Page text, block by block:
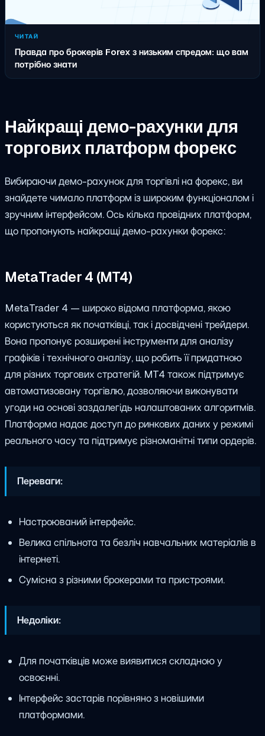
ЧИТАЙ
Правда про брокерів Forex з низьким спредом: що вам
потрібно знати
Найкращі демо-рахунки для
торгових платформ форекс
Вибираючи демо-рахунок для торгівлі на форекс, ви
знайдете чимало платформ із широким функціоналом і
зручним інтерфейсом. Ось кілька провідних платформ,
що пропонують найкращі демо-рахунки форекс:
MetaTrader 4 (MT4)
MetaTrader 4 — широко відома платформа, якою
користуються як початківці, так і досвідчені трейдери.
Вона пропонує розширені інструменти для аналізу
графіків і технічного аналізу, що робить її придатною
для різних торгових стратегій. MT4 також підтримує
автоматизовану торгівлю, дозволяючи виконувати
угоди на основі заздалегідь налаштованих алгоритмів.
Платформа надає доступ до ринкових даних у режимі
реального часу та підтримує різноманітні типи ордерів.
Переваги:
Настроюваний інтерфейс.
Велика спільнота та безліч навчальних матеріалів в
інтернеті.
Сумісна з різними брокерами та пристроями.
Недоліки:
Для початківців може виявитися складною у
освоєнні.
Інтерфейс застарів порівняно з новішими
платформами.